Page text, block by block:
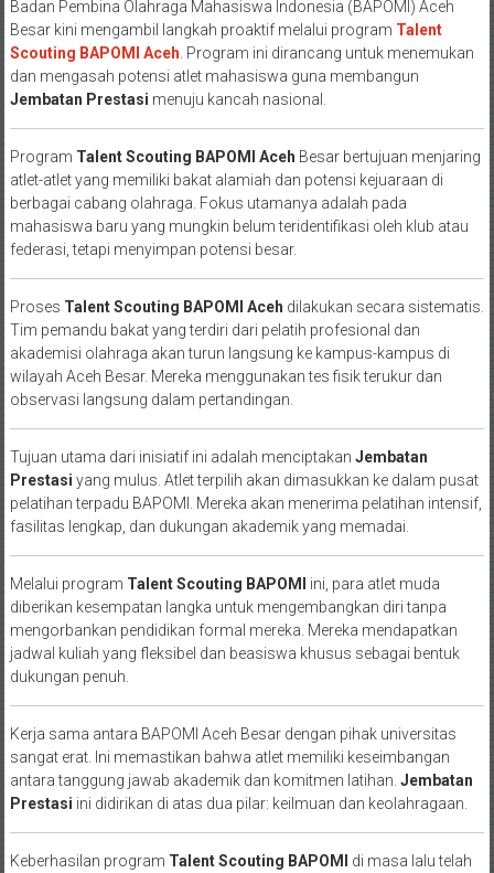
Badan Pembina Olahraga Mahasiswa Indonesia (BAPOMI) Aceh
Besar kini mengambil langkah proaktif melalui program Talent
Scouting BAPOMI Aceh . Program ini dirancang untuk menemukan
dan mengasah potensi atlet mahasiswa guna membangun
Jembatan Prestasi menuju kancah nasional.
Program Talent Scouting BAPOMI Aceh Besar bertujuan menjaring
atlet-atlet yang memiliki bakat alamiah dan potensi kejuaraan di
berbagai cabang olahraga. Fokus utamanya adalah pada
mahasiswa baru yang mungkin belum teridentifikasi oleh klub atau
federasi, tetapi menyimpan potensi besar.
Proses Talent Scouting BAPOMI Aceh dilakukan secara sistematis.
Tim pemandu bakat yang terdiri dari pelatih profesional dan
akademisi olahraga akan turun langsung ke kampus-kampus di
wilayah Aceh Besar. Mereka menggunakan tes fisik terukur dan
observasi langsung dalam pertandingan.
Tujuan utama dari inisiatif ini adalah menciptakan Jembatan
Prestasi yang mulus. Atlet terpilih akan dimasukkan ke dalam pusat
pelatihan terpadu BAPOMI. Mereka akan menerima pelatihan intensif,
fasilitas lengkap, dan dukungan akademik yang memadai.
Melalui program Talent Scouting BAPOMI ini, para atlet muda
diberikan kesempatan langka untuk mengembangkan diri tanpa
mengorbankan pendidikan formal mereka. Mereka mendapatkan
jadwal kuliah yang fleksibel dan beasiswa khusus sebagai bentuk
dukungan penuh.
Kerja sama antara BAPOMI Aceh Besar dengan pihak universitas
sangat erat. Ini memastikan bahwa atlet memiliki keseimbangan
antara tanggung jawab akademik dan komitmen latihan. Jembatan
Prestasi ini didirikan di atas dua pilar: keilmuan dan keolahragaan.
Keberhasilan program Talent Scouting BAPOMI di masa lalu telah